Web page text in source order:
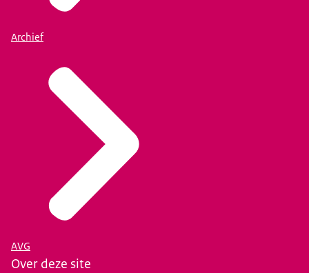
Archief
AVG
Over deze site